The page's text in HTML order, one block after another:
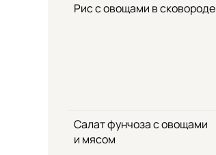
Рис с овощами в сковороде
Салат фунчоза с овощами
и мясом